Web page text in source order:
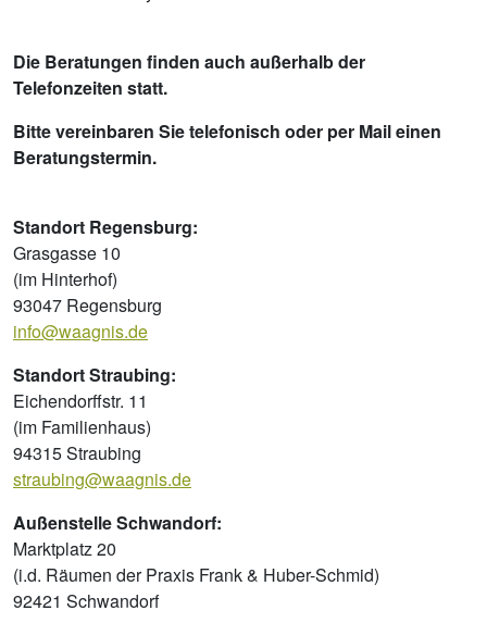
Die Beratungen finden auch außerhalb der
Telefonzeiten statt.
Bitte vereinbaren Sie telefonisch oder per Mail einen
Beratungstermin.
Standort Regensburg:
Grasgasse 10
(im Hinterhof)
93047 Regensburg
info@waagnis.de
Standort Straubing:
Eichendorffstr. 11
(im Familienhaus)
94315 Straubing
straubing@waagnis.de
Außenstelle Schwandorf:
Marktplatz 20
(i.d. Räumen der Praxis Frank & Huber-Schmid)
92421 Schwandorf